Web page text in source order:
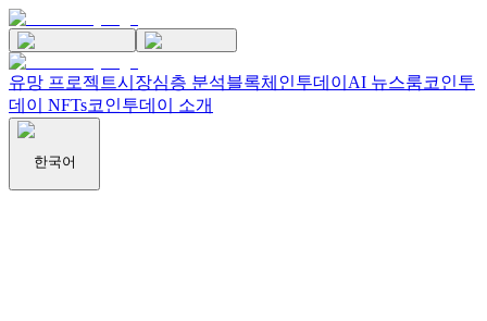
유망 프로젝트시장심층 분석블록체인투데이 AI 뉴스룸코인투
데이 NFTs코인투데이 소개
한국어